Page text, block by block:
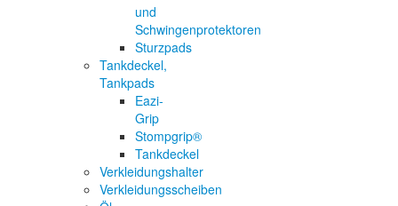
und
Schwingenprotektoren
Sturzpads
Tankdeckel,
Tankpads
Eazi-
Grip
Stompgrip®
Tankdeckel
Verkleidungshalter
Verkleidungsscheiben